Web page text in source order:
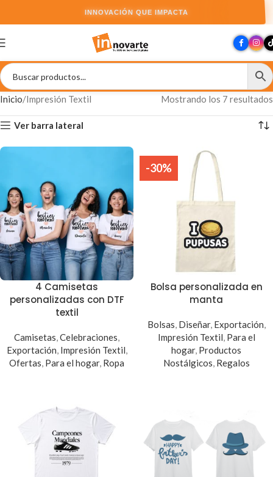
INNOVACIÓN QUE IMPACTA
Inicio Impresión Textil Mostrando los 7 resultados
Ver barra lateral
4 Camisetas
personalizadas con DTF
textil
Camisetas,Celebraciones,
Exportación, Impresión Textil,
Ofertas, Para el hogar, Ropa
-30%
Bolsa personalizada en
manta
Bolsas, Diseñar, Exportación,
Impresión Textil, Para el
hogar, Productos
Nostálgicos, Regalos